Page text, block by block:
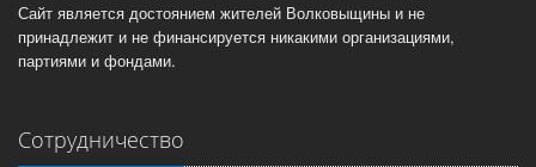
Сайт является достоянием жителей Волковыщины и не
принадлежит и не финансируется никакими организациями,
партиями и фондами.
Сотрудничество